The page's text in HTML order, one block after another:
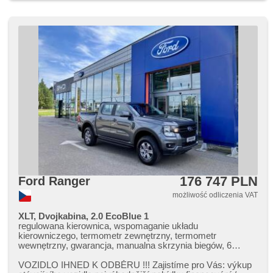
mech. różnicowego, hak holowniczy
Ford Ranger 176 747 PLN
możliwość odliczenia VAT
XLT, Dvojkabina, 2.0 EcoBlue 1
regulowana kierownica, wspomaganie układu
kierowniczego, termometr zewnętrzny, termometr
wewnętrzny, gwarancja, manualna skrzynia biegów, 6
stabilizacja podwozia (ESP), nouzové brzdění (PEBS),
VOZIDLO IHNED K ODBĚRU !!! Zajistíme pro Vás: výkup